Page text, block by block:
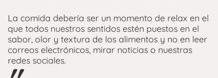
La comida debería ser un momento de relax en el
que todos nuestros sentidos estén puestos en el
sabor, olor y textura de los alimentos y no en leer
correos electrónicos, mirar noticias o nuestras
redes sociales.